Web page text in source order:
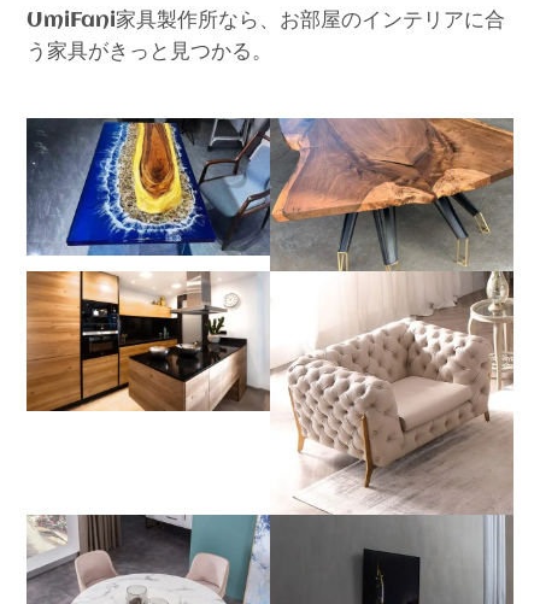
UmiFani家具製作所なら、お部屋のインテリアに合
う家具がきっと見つかる。